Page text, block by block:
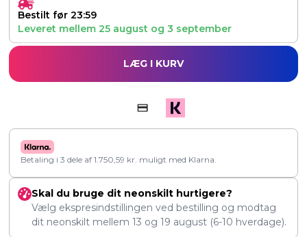
Bestilt før 23:59
Leveret mellem 25 august og 3 september
LÆG I KURV
Betaling i 3 dele af 1.750,59 kr. muligt med Klarna.
Skal du bruge dit neonskilt hurtigere?
Vælg ekspresindstillingen ved bestilling og modtag
dit neonskilt mellem 13 og 19 august (6-10 hverdage).